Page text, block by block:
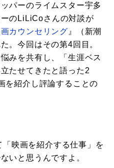
パーのライムスター宇多
のLiLiCoさんの対談が
カウンセリング 』（新潮
。今回はその第4回目。
みを共有し、「生涯ベス
たせてきたと語った2
を紹介し評論することの
映画を紹介する仕事」を
いと思うんですよ。